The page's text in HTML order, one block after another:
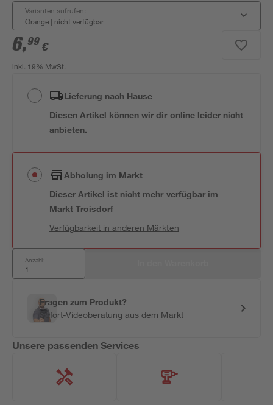
Varianten aufrufen:
Orange | nicht verfügbar
6,99 €
inkl. 19% MwSt.
Lieferung nach Hause
Diesen Artikel können wir dir online leider nicht
anbieten.
Abholung im Markt
Dieser Artikel ist nicht mehr verfügbar im
MarktTroisdorf
Verfügbarkeit in anderen Märkten
Anzahl:
Fragen zum Produkt?
Sofort-Videoberatung aus dem Markt
Unsere passenden Services